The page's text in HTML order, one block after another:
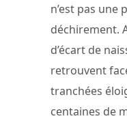
n’est pas une
déchirement.
d’écart de
retrouvent
tranchées
centaines de